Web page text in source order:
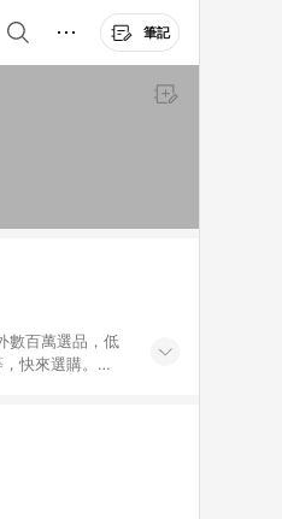
筆記
數百萬選品，低
快來選購。